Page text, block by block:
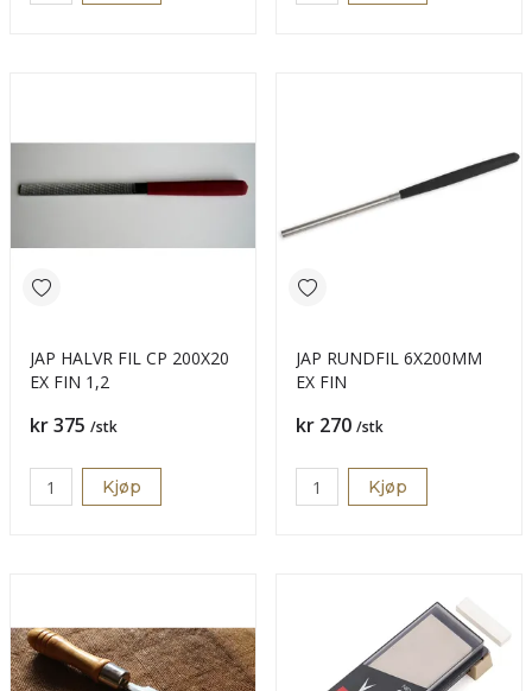
JAP HALVR FIL CP 200X20
EX FIN 1,2
Pris
kr 375 /stk
Kjøp
JAP RUNDFIL 6X200MM
EX FIN
Pris
kr 270 /stk
Kjøp